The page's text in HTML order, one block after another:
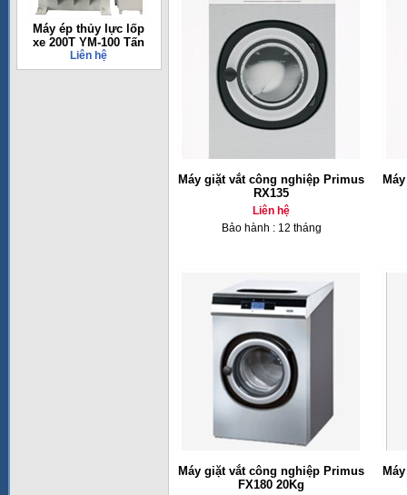
Máy ép thủy lực lốp
xe 200T YM-100 Tấn
Liên hệ
Máy giặt vắt công nghiệp Primus
RX135
Liên hệ
Bảo hành : 12 tháng
Máy giặt vắt công nghiệp Primus
FX180 20Kg